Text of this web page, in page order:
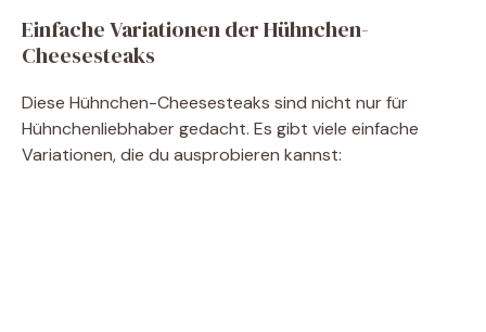
Einfache Variationen der Hühnchen-
Cheesesteaks
Diese Hühnchen-Cheesesteaks sind nicht nur für
Hühnchenliebhaber gedacht. Es gibt viele einfache
Variationen, die du ausprobieren kannst: